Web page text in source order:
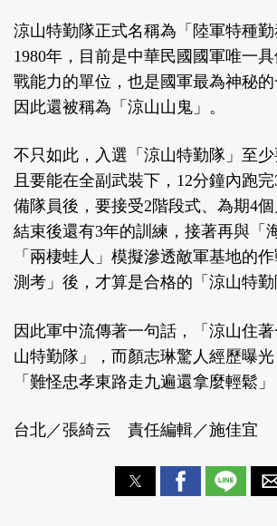
涼山特勤隊正式名稱為「陸軍特種
1980年，目前是中華民國國軍唯一
戰能力的單位，也是國軍最為神秘的
因此還被稱為「涼山山鬼」。
不只如此，入選「涼山特勤隊」至少
且要能在全副武裝下，12分鐘內跑
備隊員後，要接受2階段式、為期4個
結束後還有3年的訓練，接著再與「
「兩棲蛙人」模擬滲透敵軍基地的
測考」後，才算是合格的「涼山特勤
因此軍中流傳著一句話，「涼山住
山特勤隊」，而顏志琳驚人經歷曝
「難怪忠孝東路走九遍還拿麼輕鬆」
台北／張綺云 責任編輯／施佳宜